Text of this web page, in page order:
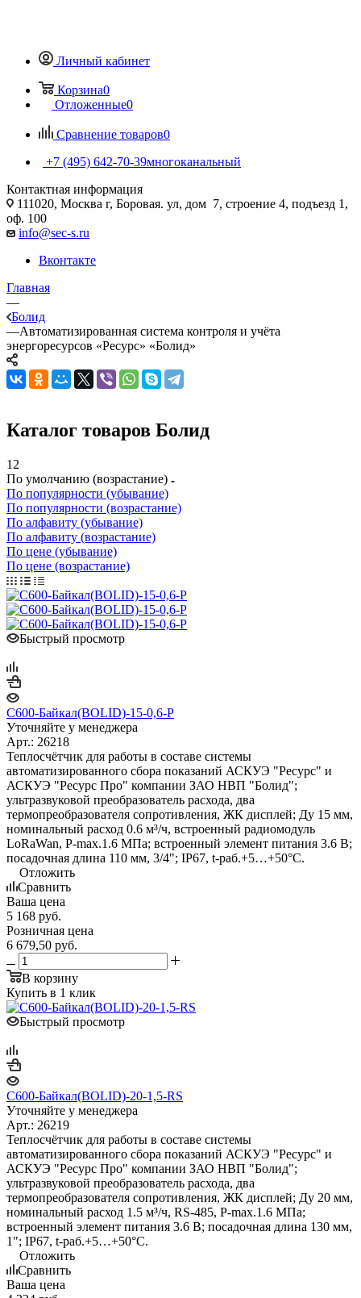
Личный кабинет
Корзина0
Отложенные0
Сравнение товаров0
+7 (495) 642-70-39многоканальный
Контактная информация
111020, Москва г, Боровая. ул, дом 7, строение 4, подъезд 1,
оф. 100
info@sec-s.ru
Вконтакте
Главная
—
Болид
—Автоматизированная система контроля и учёта
энергоресурсов «Ресурс» «Болид»
Каталог товаров Болид
12
По умолчанию (возрастание)
По популярности (убывание)
По популярности (возрастание)
По алфавиту (убывание)
По алфавиту (возрастание)
По цене (убывание)
По цене (возрастание)
Быстрый просмотр
С600-Байкал(BOLID)-15-0,6-Р
Уточняйте у менеджера
Арт.: 26218
Теплосчётчик для работы в составе системы
автоматизированного сбора показаний АСКУЭ "Ресурс" и
АСКУЭ "Ресурс Про" компании ЗАО НВП "Болид";
ультразвуковой преобразователь расхода, два
термопреобразователя сопротивления, ЖК дисплей; Ду 15 мм,
номинальный расход 0.6 м³/ч, встроенный радиомодуль
LoRaWan, P-max.1.6 МПа; встроенный элемент питания 3.6 В;
посадочная длина 110 мм, 3/4"; IP67, t-раб.+5…+50°С.
Отложить
Сравнить
Ваша цена
5 168 руб.
Розничная цена
6 679,50 руб.
В корзину
Купить в 1 клик
Быстрый просмотр
С600-Байкал(BOLID)-20-1,5-RS
Уточняйте у менеджера
Арт.: 26219
Теплосчётчик для работы в составе системы
автоматизированного сбора показаний АСКУЭ "Ресурс" и
АСКУЭ "Ресурс Про" компании ЗАО НВП "Болид";
ультразвуковой преобразователь расхода, два
термопреобразователя сопротивления, ЖК дисплей; Ду 20 мм,
номинальный расход 1.5 м³/ч, RS-485, P-max.1.6 МПа;
встроенный элемент питания 3.6 В; посадочная длина 130 мм,
1"; IP67, t-раб.+5…+50°С.
Отложить
Сравнить
Ваша цена